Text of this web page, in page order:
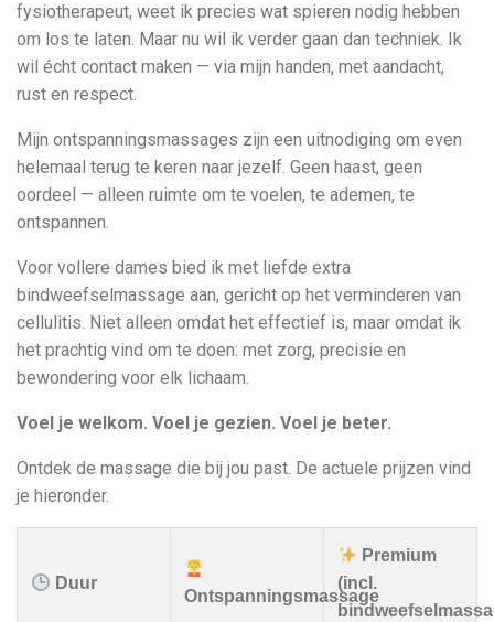
fysiotherapeut, weet ik precies wat spieren nodig hebben
om los te laten. Maar nu wil ik verder gaan dan techniek. Ik
wil écht contact maken — via mijn handen, met aandacht,
rust en respect.
Mijn ontspanningsmassages zijn een uitnodiging om even
helemaal terug te keren naar jezelf. Geen haast, geen
oordeel — alleen ruimte om te voelen, te ademen, te
ontspannen.
Voor vollere dames bied ik met liefde extra
bindweefselmassage aan, gericht op het verminderen van
cellulitis. Niet alleen omdat het effectief is, maar omdat ik
het prachtig vind om te doen: met zorg, precisie en
bewondering voor elk lichaam.
Voel je welkom. Voel je gezien. Voel je beter.
Ontdek de massage die bij jou past. De actuele prijzen vind
je hieronder.
Duur
Ontspanningsmassage
Premium
(incl.